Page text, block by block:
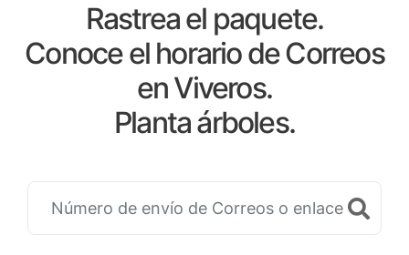
Rastrea el paquete.
Conoce el horario de Correos
en Viveros.
Planta árboles.